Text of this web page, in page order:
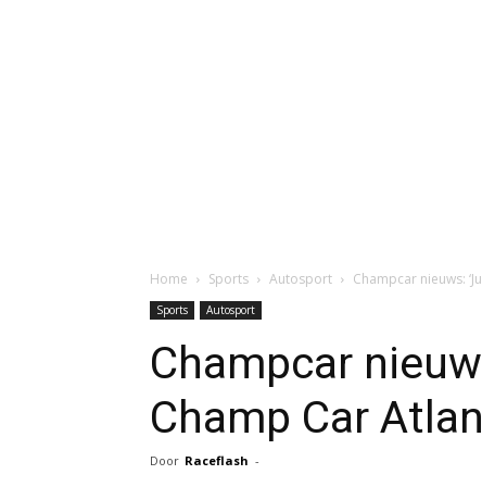
Home Sports Autosport Champcar nieuws:
Sports Autosport
Champcar
Champ Car
Door Raceflash -